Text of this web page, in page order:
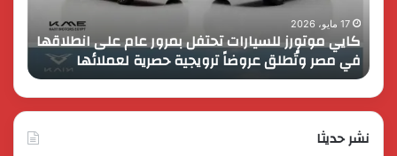
انطلاقها
في
مصر
وتُطلق
عروضاً
ترويجية
حصرية
17 مايو، 2026
كايي موتورز للسيارات تحتفل بمرور عام على انطلاقها
في مصر وتُطلق عروضاً ترويجية حصرية لعملائها
جديدة
نشر حديثا